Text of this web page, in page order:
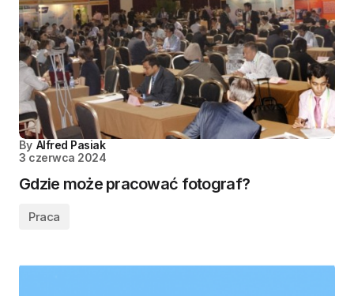
By Alfred Pasiak
3 czerwca 2024
Gdzie może pracować fotograf?
Praca